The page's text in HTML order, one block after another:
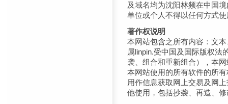
及域名均为沈阳林频在中国
单位或个人不得以任何方式
著作权说明
本网站包含之所有内容：文
属linpin.受中国及国际版权法
袭、组合和重新组合），本
本网站使用的所有软件的所
用作信息获取网上交易及网
他使用，包括抄袭、再造、